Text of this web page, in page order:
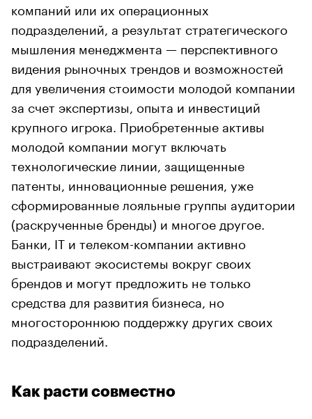
компаний или их операционных
подразделений, а результат стратегического
мышления менеджмента — перспективного
видения рыночных трендов и возможностей
для увеличения стоимости молодой компании
за счет экспертизы, опыта и инвестиций
крупного игрока. Приобретенные активы
молодой компании могут включать
технологические линии, защищенные
патенты, инновационные решения, уже
сформированные лояльные группы аудитории
(раскрученные бренды) и многое другое.
Банки, IT и телеком-компании активно
выстраивают экосистемы вокруг своих
брендов и могут предложить не только
средства для развития бизнеса, но
многостороннюю поддержку других своих
подразделений.
Как расти совместно